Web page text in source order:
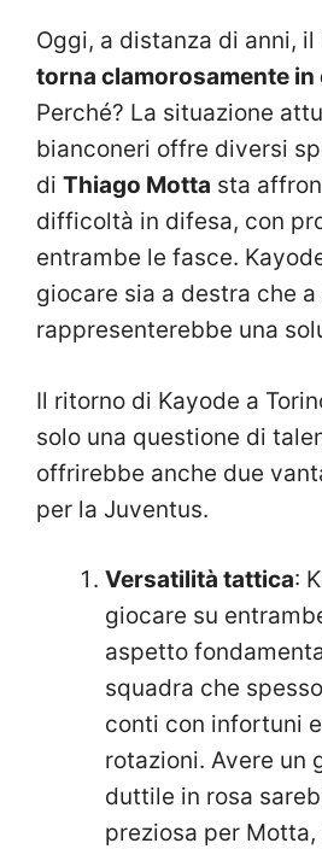
Oggi, a distanza di anni, il
torna clamorosamente
Perché? La situazione
bianconeri offre diversi
di Thiago Motta sta
difficoltà in difesa, con
entrambe le fasce.
giocare sia a destra che
rappresenterebbe una
Il ritorno di Kayode a
solo una questione di
offrirebbe anche due
per la Juventus.
Versatilità tattica:
giocare su
aspetto
squadra che
conti con infortuni
rotazioni. Avere un
duttile in rosa
preziosa per